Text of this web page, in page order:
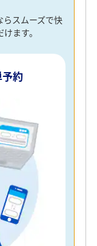
らスムーズで快
ます。
約